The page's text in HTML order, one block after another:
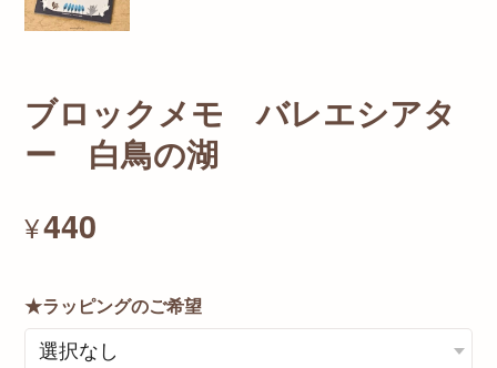
ブロックメモ バレエシアタ
ー 白鳥の湖
¥440
★ラッピングのご希望